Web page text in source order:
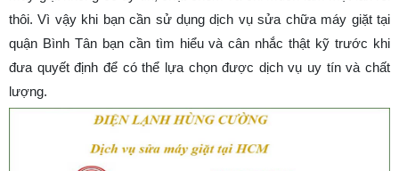
thôi. Vì vậy khi bạn cần sử dụng dịch vụ sửa chữa máy giặt tại
quận Bình Tân bạn cần tìm hiểu và cân nhắc thật kỹ trước khi
đưa quyết định để có thể lựa chọn được dịch vụ uy tín và chất
lượng.